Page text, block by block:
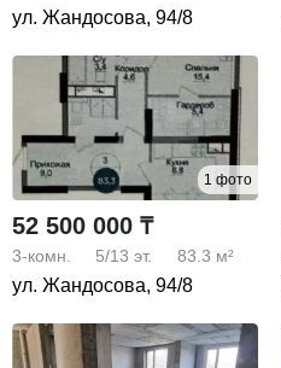
ул. Жандосова, 94/8
1 фото
52 500 000 ₸
3-комн. 5/13 эт. 83.3 м²
ул. Жандосова, 94/8